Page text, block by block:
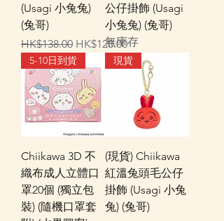
(Usagi 小兔兔)
(兔哥)
一般價格
HK$138.00 促銷價格
HK$128.00
公仔掛飾 (Usagi
小兔兔) (兔哥)
無庫存
5-10日到貨
Chiikawa 3D 不
織布成人立體口
罩20個 (獨立包
裝) (隨機口罩套
現貨
(現貨) Chiikawa
紅溫兔頭毛公仔
掛飾 (Usagi 小兔
兔) (兔哥)